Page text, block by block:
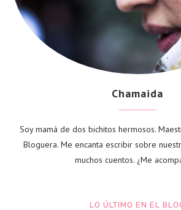
Chamaida
Soy mamá de dos bichitos hermosos.
Bloguera. Me encanta escribir sobre
muchos cuentos. ¿Me
LO ÚLTIMO EN EL